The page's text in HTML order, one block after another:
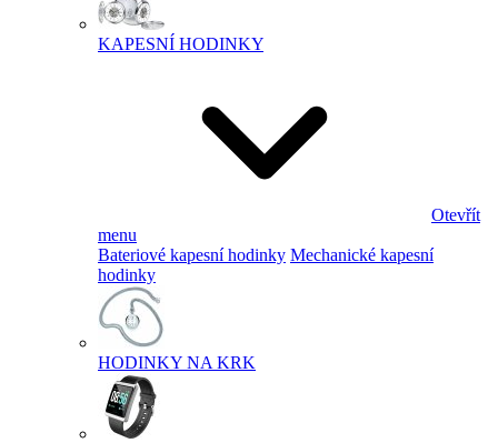
KAPESNÍ HODINKY
Otevřít
menu
Bateriové kapesní hodinky Mechanické kapesní
hodinky
HODINKY NA KRK